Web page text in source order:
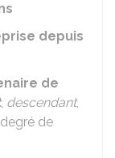
depuis
de
, descendant,
de